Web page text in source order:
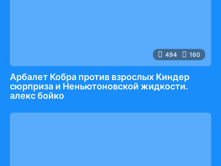
494 160
Арбалет Кобра против взрослых Киндер
сюрприза и Неньютоновской жидкости.
алекс бойко